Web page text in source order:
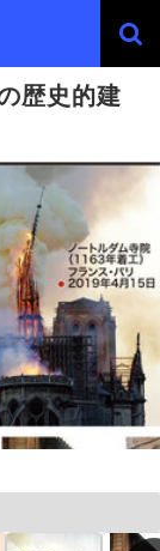
歴史的建